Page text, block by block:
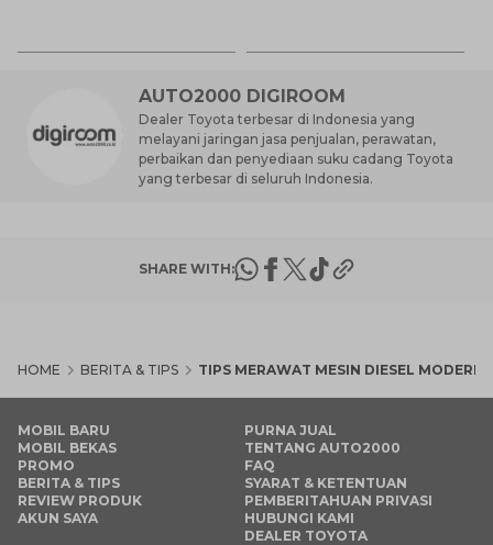
AUTO2000 DIGIROOM
Dealer Toyota terbesar di Indonesia yang
melayani jaringan jasa penjualan, perawatan,
perbaikan dan penyediaan suku cadang Toyota
yang terbesar di seluruh Indonesia.
SHARE WITH:
HOME BERITA & TIPS TIPS MERAWAT MESIN DIESEL MODERN
MOBIL BARU
MOBIL BEKAS
PROMO
BERITA & TIPS
REVIEW PRODUK
AKUN SAYA
PURNA JUAL
TENTANG AUTO2000
FAQ
SYARAT & KETENTUAN
PEMBERITAHUAN PRIVASI
HUBUNGI KAMI
DEALER TOYOTA